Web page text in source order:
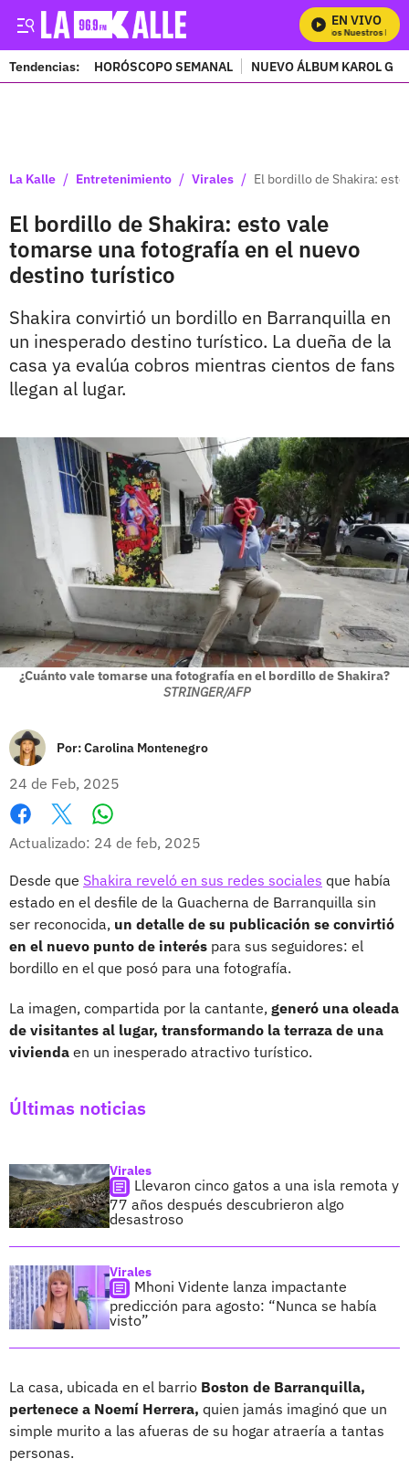
EN VIVO
Mira Todos Nuestros
Tendencias: HORÓSCOPO SEMANAL NUEVO ÁLBUM KAROL G
La Kalle / Entretenimiento / Virales / El bordillo de Shakira:
El bordillo de Shakira: esto vale
tomarse una fotografía en el nuevo
destino turístico
Shakira convirtió un bordillo en Barranquilla en
un inesperado destino turístico. La dueña de la
casa ya evalúa cobros mientras cientos de fans
llegan al lugar.
¿Cuánto vale tomarse una fotografía en el bordillo de Shakira?
STRINGER/AFP
Por:Carolina Montenegro
24 de Feb, 2025
Facebook
X
Actualizado: 24 de feb, 2025
Desde que Shakira reveló en sus redes sociales que había
estado en el desfile de la Guacherna de Barranquilla sin
ser reconocida, un detalle de su publicación se convirtió
en el nuevo punto de interés para sus seguidores: el
bordillo en el que posó para una fotografía.
La imagen, compartida por la cantante, generó una oleada
de visitantes al lugar, transformando la terraza de una
vivienda en un inesperado atractivo turístico.
Últimas noticias
Virales
Llevaron cinco gatos a una isla remota y
77 años después descubrieron algo
desastroso
Virales
Mhoni Vidente lanza impactante
predicción para agosto: “Nunca se había
visto”
La casa, ubicada en el barrio Boston de Barranquilla,
pertenece a Noemí Herrera, quien jamás imaginó que un
simple murito a las afueras de su hogar atraería a tantas
personas.